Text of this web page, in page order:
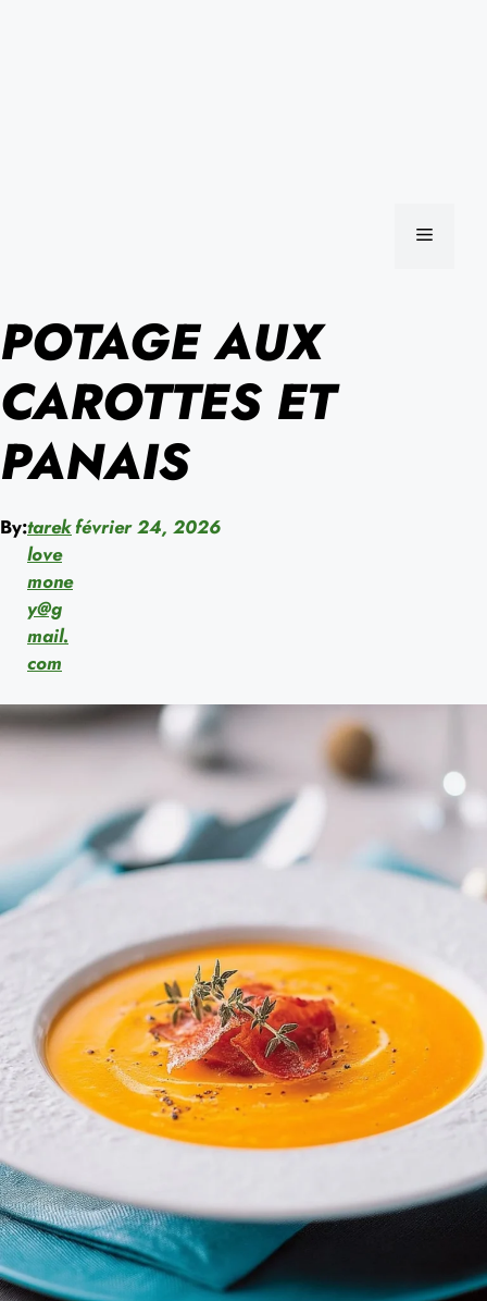
MENU
POTAGE AUX
CAROTTES ET
PANAIS
By:tarek
love
mone
y@g
mail.
com
février 24, 2026